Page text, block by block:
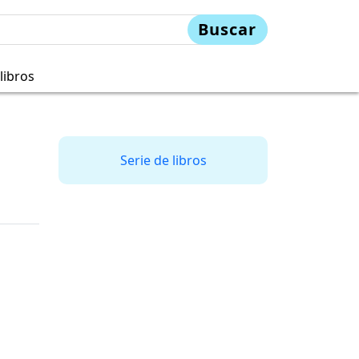
Buscar
Serie de libros